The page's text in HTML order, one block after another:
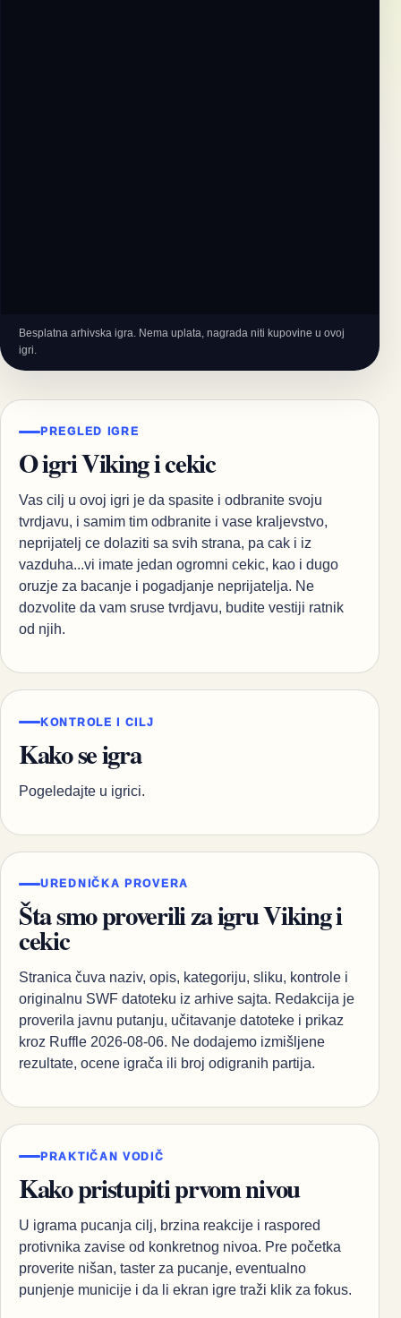
Besplatna arhivska igra. Nema uplata, nagrada niti kupovine u ovoj
igri.
PREGLED IGRE
O igri Viking i cekic
Vas cilj u ovoj igri je da spasite i odbranite svoju
tvrdjavu, i samim tim odbranite i vase kraljevstvo,
neprijatelj ce dolaziti sa svih strana, pa cak i iz
vazduha...vi imate jedan ogromni cekic, kao i dugo
oruzje za bacanje i pogadjanje neprijatelja. Ne
dozvolite da vam sruse tvrdjavu, budite vestiji ratnik
od njih.
KONTROLE I CILJ
Kako se igra
Pogeledajte u igrici.
UREDNIČKA PROVERA
Šta smo proverili za igru Viking i
cekic
Stranica čuva naziv, opis, kategoriju, sliku, kontrole i
originalnu SWF datoteku iz arhive sajta. Redakcija je
proverila javnu putanju, učitavanje datoteke i prikaz
kroz Ruffle 2026-08-06. Ne dodajemo izmišljene
rezultate, ocene igrača ili broj odigranih partija.
PRAKTIČAN VODIČ
Kako pristupiti prvom nivou
U igrama pucanja cilj, brzina reakcije i raspored
protivnika zavise od konkretnog nivoa. Pre početka
proverite nišan, taster za pucanje, eventualno
punjenje municije i da li ekran igre traži klik za fokus.